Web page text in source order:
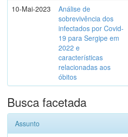
10-Mai-2023
Análise de
sobrevivência dos
infectados por Covid-
19 para Sergipe em
2022 e
características
relacionadas aos
óbitos
Busca facetada
Assunto